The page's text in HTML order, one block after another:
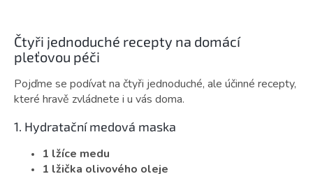
Čtyři jednoduché recepty na domácí
pleťovou péči
Pojďme se podívat na čtyři jednoduché, ale účinné recepty,
které hravě zvládnete i u vás doma.
1. Hydratační medová maska
1 lžíce medu
1 lžička olivového oleje